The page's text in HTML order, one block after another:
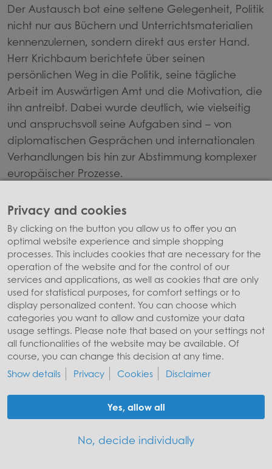
Der Austausch bot eine seltene Gelegenheit, Politik
nicht nur aus Büchern und Unterrichtsmaterialien
kennenzulernen, sondern direkt aus erster Hand.
Herr Krichbaum berichtete über seinen
persönlichen Weg in die Politik, seine tägliche
Arbeit im Auswärtigen Amt und die Motivation, die
ihn antreibt. Dabei wurde deutlich, wie vielseitig
und anspruchsvoll seine Aufgaben sind – von
diplomatischen Gesprächen und internationalen
Verhandlungen bis hin zur Abstimmung komplexer
europäischer Prozesse.
Herausforderungen der Europapolitik. Herr
Krichbaum beantwortete die zahlreichen Fragen
offen und verständlich und ermutigte die
Jugendlichen, sich selbst aktiv mit politischen
Themen auseinanderzusetzen.
Der Besuch hinterließ einen bleibenden Eindruck:
Politik wurde greifbar, nahbar und persönlich.
back to overview
Privacy policy
Privacy and cookies
By clicking on the button you allow us to offer you an
optimal website experience and simple shopping
processes. This includes cookies that are necessary for the
operation of the website and for the control of our
services and applications, as well as cookies that are only
used for statistical purposes, for comfort settings or to
display personalized content. You can choose which
categories you want to allow and customize your data
usage settings. Please note that based on your settings not
all functionalities of the website may be available. Of
course, you can change this decision at any time.
Show details
Privacy Cookies Disclaimer
Yes, allow all
No, decide individually